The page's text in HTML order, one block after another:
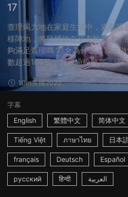
17
查理竭力地在家庭生活中，索取親
移陣地，將目標放在交友軟體上，
夠滿足查理嗎？ ☆為什麼，我在
數超過160萬，觀眾紛紛留言「這
10m美國2022
字幕
English
繁體中文 简体中文
Tiếng Việt ภาษาไทย 日本
français Deutsch Español
русский हिन्दी العربية